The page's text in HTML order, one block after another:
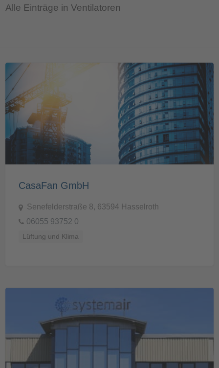
Alle Einträge in Ventilatoren
CasaFan GmbH
Senefelderstraße 8, 63594 Hasselroth
06055 93752 0
Lüftung und Klima